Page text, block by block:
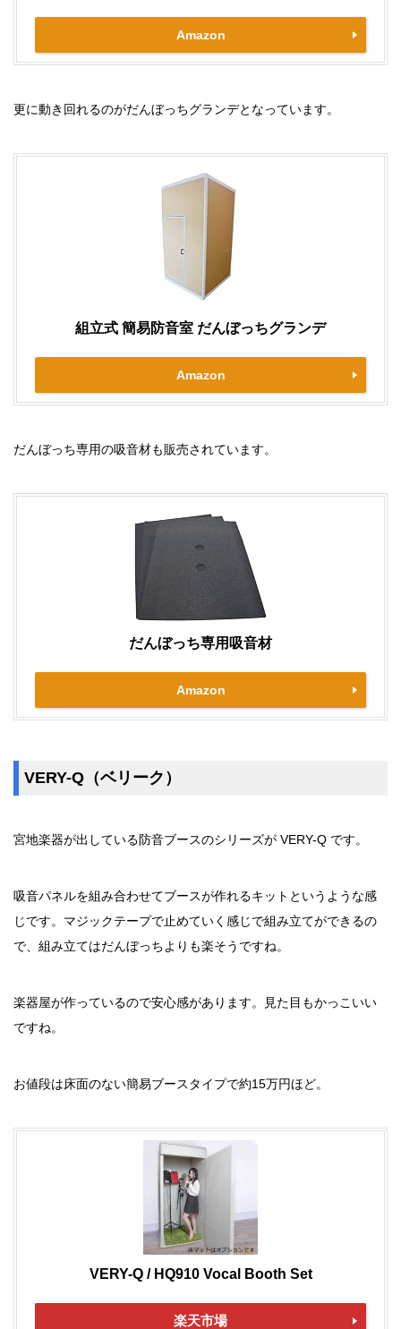
Amazon
更に動き回れるのがだんぼっちグランデとなっています。
組立式 簡易防音室 だんぼっちグランデ
Amazon
だんぼっち専用の吸音材も販売されています。
だんぼっち専用吸音材
Amazon
VERY-Q（ベリーク）
宮地楽器が出している防音ブースのシリーズが VERY-Q です。
吸音パネルを組み合わせてブースが作れるキットというような感
じです。マジックテープで止めていく感じで組み立てができるの
で、組み立てはだんぼっちよりも楽そうですね。
楽器屋が作っているので安心感があります。見た目もかっこいい
ですね。
お値段は床面のない簡易ブースタイプで約15万円ほど。
VERY-Q / HQ910 Vocal Booth Set
楽天市場